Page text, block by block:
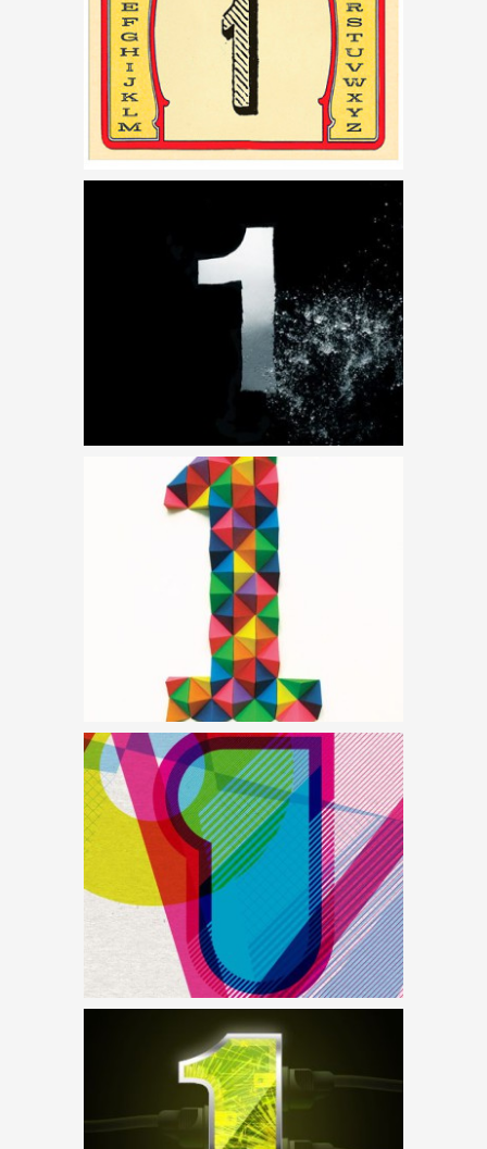
EGYETLEN LÁTNIVALÓ
EGYPERCES – BÉKÁK A
FÜRDŐVÍZBEN
EGYPERCES – BUDA 75
NAP ÁGYÚZÁS UTÁN